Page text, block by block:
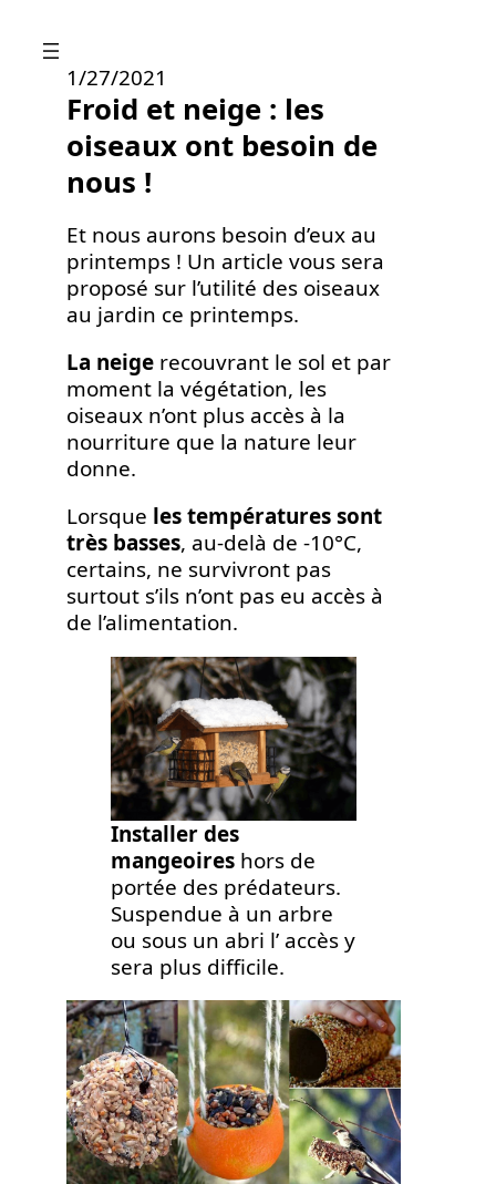
1/27/2021
Froid et neige : les
oiseaux ont besoin de
nous !
Et nous aurons besoin d’eux au
printemps ! Un article vous sera
proposé sur l’utilité des oiseaux
au jardin ce printemps.
La neige recouvrant le sol et par
moment la végétation, les
oiseaux n’ont plus accès à la
nourriture que la nature leur
donne.
Lorsque les températures sont
très basses, au-delà de -10°C,
certains, ne survivront pas
surtout s’ils n’ont pas eu accès à
de l’alimentation.
Installer des
mangeoires hors de
portée des prédateurs.
Suspendue à un arbre
ou sous un abri l’ accès y
sera plus difficile.